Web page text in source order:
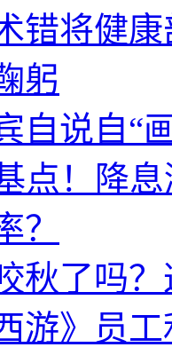
错将健
躬
自说自“
点！降
？
秋了吗
游》员